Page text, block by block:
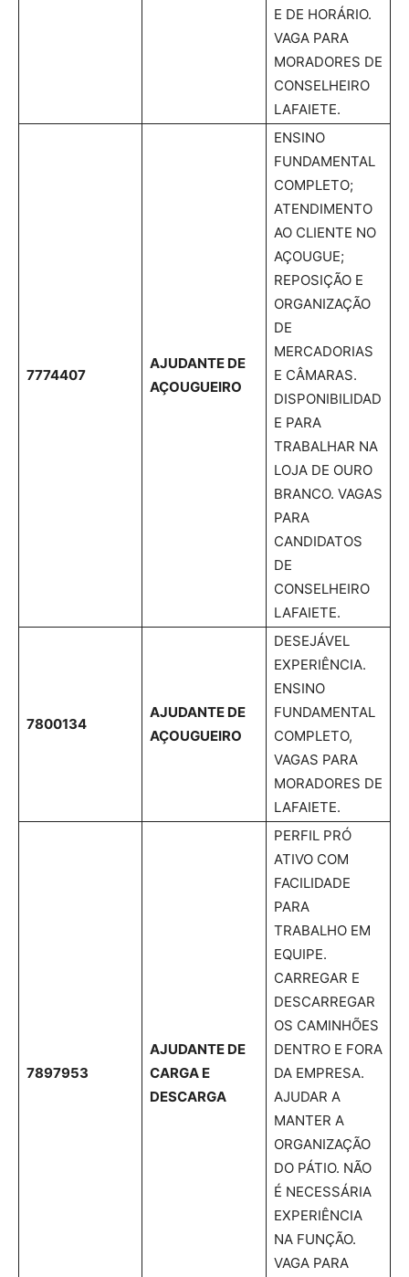
E DE HORÁRIO.
VAGA PARA
MORADORES DE
CONSELHEIRO
LAFAIETE.
7774407
AJUDANTE DE
AÇOUGUEIRO
ENSINO
FUNDAMENTAL
COMPLETO;
ATENDIMENTO
AO CLIENTE NO
AÇOUGUE;
REPOSIÇÃO E
ORGANIZAÇÃO
DE
MERCADORIAS
E CÂMARAS.
DISPONIBILIDAD
E PARA
TRABALHAR NA
LOJA DE OURO
BRANCO. VAGAS
PARA
CANDIDATOS
DE
CONSELHEIRO
LAFAIETE.
7800134
AJUDANTE DE
AÇOUGUEIRO
DESEJÁVEL
EXPERIÊNCIA.
ENSINO
FUNDAMENTAL
COMPLETO,
VAGAS PARA
MORADORES DE
LAFAIETE.
7897953
AJUDANTE DE
CARGA E
DESCARGA
PERFIL PRÓ
ATIVO COM
FACILIDADE
PARA
TRABALHO EM
EQUIPE.
CARREGAR E
DESCARREGAR
OS CAMINHÕES
DENTRO E FORA
DA EMPRESA.
AJUDAR A
MANTER A
ORGANIZAÇÃO
DO PÁTIO. NÃO
É NECESSÁRIA
EXPERIÊNCIA
NA FUNÇÃO.
VAGA PARA